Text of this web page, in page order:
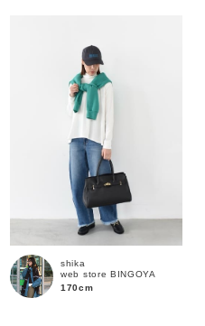
絞り込む
shika
web store BINGOYA
170cm